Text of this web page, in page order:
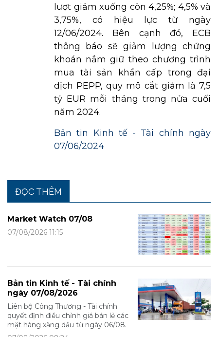
lượt giảm xuống còn 4,25%; 4,5% và
3,75%, có hiệu lực từ ngày
12/06/2024. Bên cạnh đó, ECB
thông báo sẽ giảm lượng chứng
khoán nắm giữ theo chương trình
mua tài sản khẩn cấp trong đại
dịch PEPP, quy mô cắt giảm là 7,5
tỷ EUR mỗi tháng trong nửa cuối
năm 2024.
Bản tin Kinh tế - Tài chính ngày
07/06/2024
ĐỌC THÊM
Market Watch 07/08
07/08/2026 11:15
Bản tin Kinh tế - Tài chính
ngày 07/08/2026
Liên bộ Công Thương - Tài chính
quyết định điều chỉnh giá bán lẻ các
mặt hàng xăng dầu từ ngày 06/08.